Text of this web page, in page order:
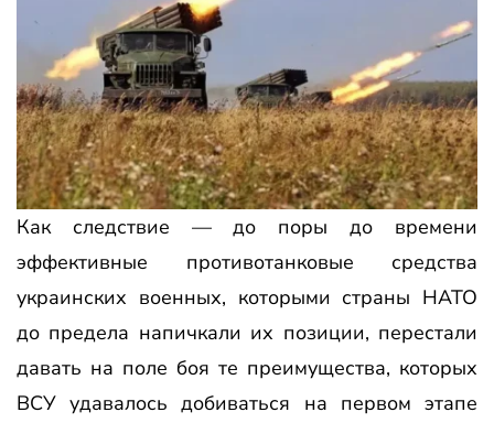
Как следствие — до поры до времени
эффективные противотанковые средства
украинских военных, которыми страны НАТО
до предела напичкали их позиции, перестали
давать на поле боя те преимущества, которых
ВСУ удавалось добиваться на первом этапе